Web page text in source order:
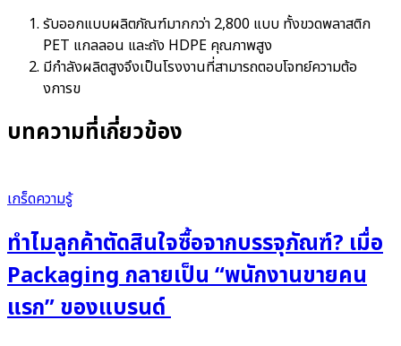
รับออกแบบผลิตภัณฑ์มากกว่า 2,800 แบบ ทั้งขวดพลาสติก
PET แกลลอน และถัง HDPE คุณภาพสูง
มีกำลังผลิตสูงจึงเป็นโรงงานที่สามารถตอบโจทย์ความต้อ
งการข
บทความที่เกี่ยวข้อง
เกร็ดความรู้
ทำไมลูกค้าตัดสินใจซื้อจากบรรจุภัณฑ์? เมื่อ
Packaging กลายเป็น “พนักงานขายคน
แรก” ของแบรนด์